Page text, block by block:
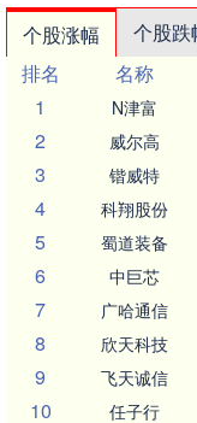
个股涨幅 个股跌
排名
名称
1
N津富
2 威尔高
3 锴威特
4 科翔股份
5 蜀道装备
6 中巨芯
7 广哈通信
8 欣天科技
9 飞天诚信
10 任子行